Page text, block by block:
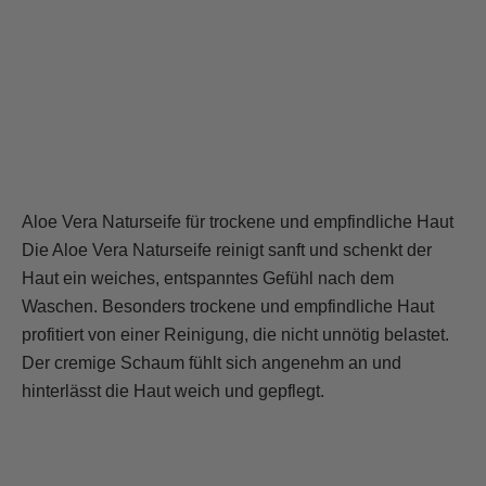
Aloe Vera Naturseife für trockene und empfindliche Haut
Die Aloe Vera Naturseife reinigt sanft und schenkt der
Haut ein weiches, entspanntes Gefühl nach dem
Waschen. Besonders trockene und empfindliche Haut
profitiert von einer Reinigung, die nicht unnötig belastet.
Der cremige Schaum fühlt sich angenehm an und
hinterlässt die Haut weich und gepflegt.